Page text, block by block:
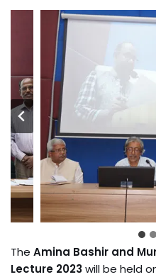
The Amina Bashir and
Lecture 2023 will be held